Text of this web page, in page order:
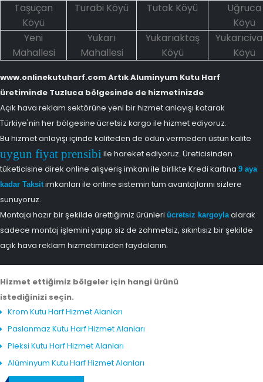
Taşuçan
Köyü
Turabi Köyü Tutak Köyü
Uğruca
Köyü
Yeni
Mahallesi
Yukarı
Mahallesi
Yukarıaktaş
Köyü
Köyü
www.onlinekutuharf.com Artık Aluminyum Kutu Harf
üretiminde Tuzluca bölgesinde de hizmetinizde
Açık hava reklam sektörüne yeni bir hizmet anlayışı katarak
Türkiye'nin her bölgesine ücretsiz kargo ile hizmet ediyoruz.
Bu hizmet anlayışı içinde kaliteden de ödün vermeden üstün kalite
uygun fiyat prensibi ile hareket ediyoruz. Üreticisinden
tüketicisine direk online alışveriş imkanı ile birlikte Kredi kartına 9 aya
kadar Taksitimkanları ile online sistemin tüm avantajlarını sizlere
sunuyoruz.
Montaja hazır bir şekilde ürettiğimiz ürünleri ücretsiz kargoylaalarak
sadece montaj işlemini yapıp siz de zahmetsiz, sıkıntısız bir şekilde
açık hava reklam hizmetimizden faydalanın.
Hizmet ettiğimiz bölgeler için hangi ürünü
istediğinizi seçin.
Krom Kutu Harf Hizmet Alanları
Paslanmaz Kutu Harf Hizmet Alanları
Pleksi Kutu Harf Hizmet Alanları
Alüminyum Kutu Harf Hizmet Alanları